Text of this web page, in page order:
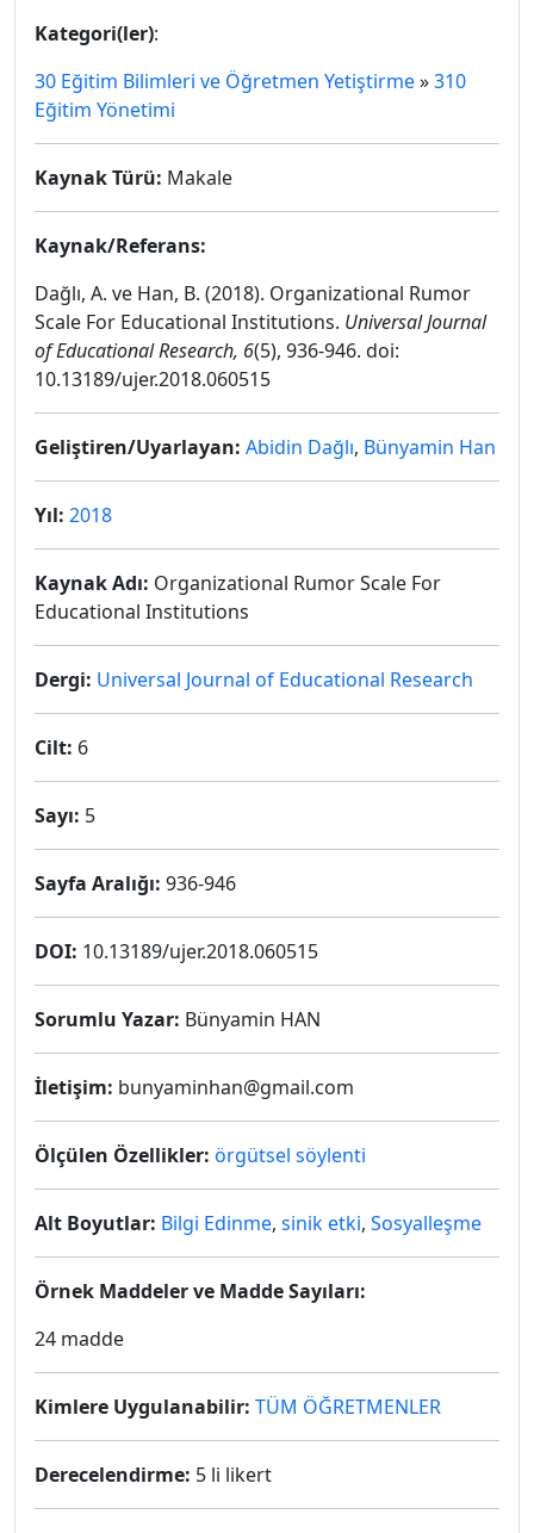
Kategori(ler):
30 Eğitim Bilimleri ve Öğretmen Yetiştirme»310
Eğitim Yönetimi
Kaynak Türü: Makale
Kaynak/Referans:
Dağlı, A. ve Han, B. (2018). Organizational Rumor
Scale For Educational Institutions. Universal Journal
of Educational Research, 6(5), 936-946. doi:
10.13189/ujer.2018.060515
Geliştiren/Uyarlayan: Abidin Dağlı, Bünyamin Han
Yıl: 2018
Kaynak Adı: Organizational Rumor Scale For
Educational Institutions
Dergi: Universal Journal of Educational Research
Cilt: 6
Sayı: 5
Sayfa Aralığı: 936-946
DOI: 10.13189/ujer.2018.060515
Sorumlu Yazar: Bünyamin HAN
İletişim: bunyaminhan@gmail.com
Ölçülen Özellikler: örgütsel söylenti
Alt Boyutlar: Bilgi Edinme, sinik etki, Sosyalleşme
Örnek Maddeler ve Madde Sayıları:
24 madde
Kimlere Uygulanabilir: TÜM ÖĞRETMENLER
Derecelendirme: 5 li likert